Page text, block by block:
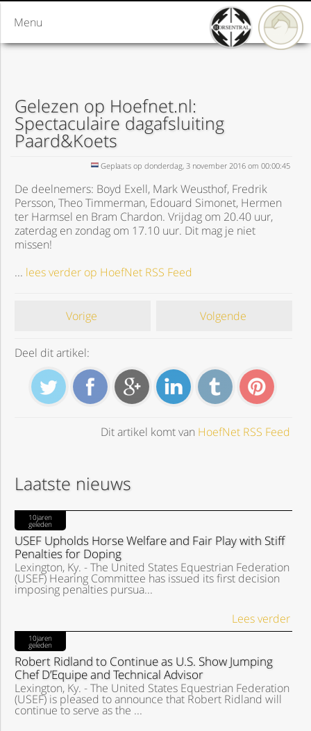
Menu
Gelezen op Hoefnet.nl:
Spectaculaire dagafsluiting
Paard&Koets
Geplaats op donderdag, 3 november 2016 om 00:00:45
De deelnemers: Boyd Exell, Mark Weusthof, Fredrik
Persson, Theo Timmerman, Edouard Simonet, Hermen
ter Harmsel en Bram Chardon. Vrijdag om 20.40 uur,
zaterdag en zondag om 17.10 uur. Dit mag je niet
missen!
... lees verder op HoefNet RSS Feed
Vorige Volgende
Deel dit artikel:
Dit artikel komt van HoefNet RSS Feed
Laatste nieuws
10jaren
geleden
USEF Upholds Horse Welfare and Fair Play with Stiff
Penalties for Doping
Lexington, Ky. - The United States Equestrian Federation
(USEF) Hearing Committee has issued its first decision
imposing penalties pursua...
Lees verder
10jaren
geleden
Robert Ridland to Continue as U.S. Show Jumping
Chef D’Equipe and Technical Advisor
Lexington, Ky. - The United States Equestrian Federation
(USEF) is pleased to announce that Robert Ridland will
continue to serve as the ...